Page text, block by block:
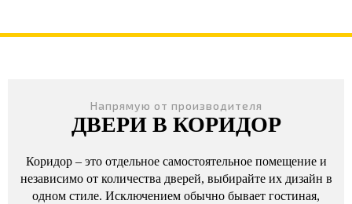
Напрямую от производителя
ДВЕРИ В КОРИДОР
Коридор – это отдельное самостоятельное помещение и
независимо от количества дверей, выбирайте их дизайн в
одном стиле. Исключением обычно бывает гостиная,